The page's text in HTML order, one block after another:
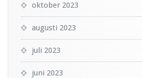
oktober 2023
augusti 2023
juli 2023
juni 2023